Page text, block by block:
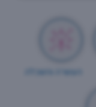
העשרה והשכלה